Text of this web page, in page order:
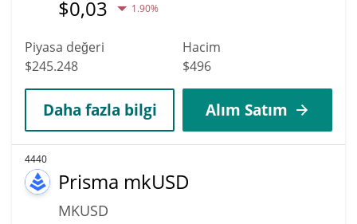
$0,03 1.90%
Piyasa değeri
$245.248
Hacim
$496
Daha fazla bilgi Alım Satım
4440
Prisma mkUSD
MKUSD